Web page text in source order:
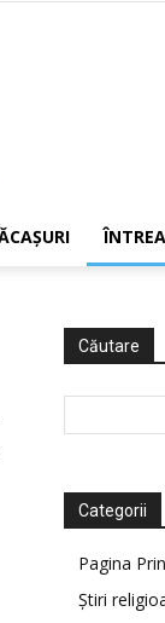
Căutare
Categorii
Pagina
Știri